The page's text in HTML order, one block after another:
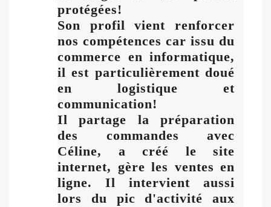
protégées!
Son profil vient renforcer
nos compétences car issu du
commerce en informatique,
il est particulièrement doué
en logistique et
communication!
Il partage la préparation
des commandes avec
Céline, a créé le site
internet, gère les ventes en
ligne. Il intervient aussi
lors du pic d'activité aux